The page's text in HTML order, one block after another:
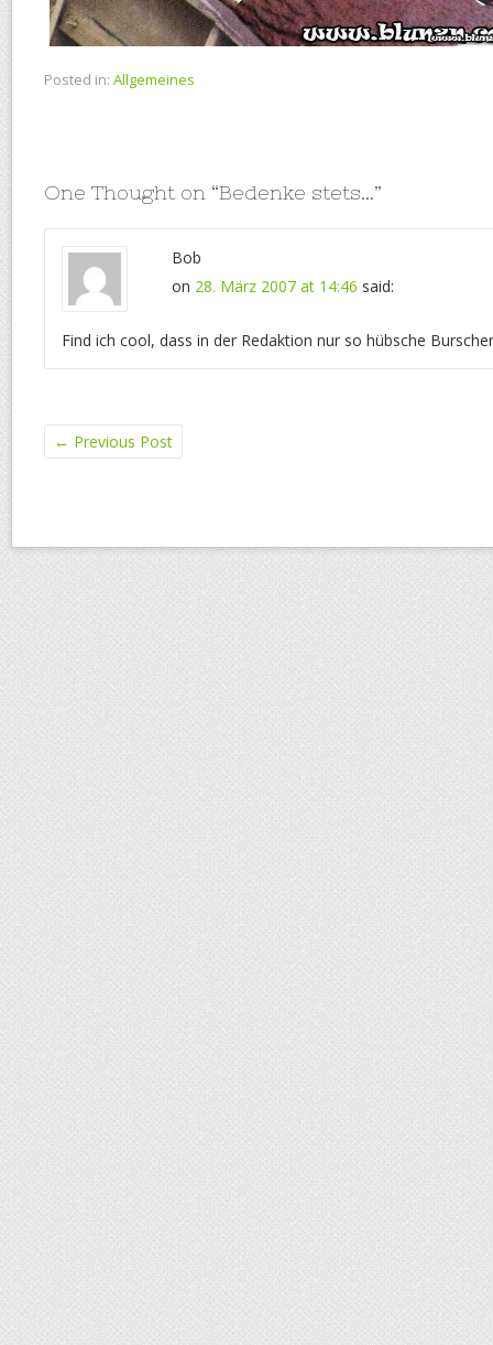
Posted in: Allgemeines
One Thought on “Bedenke stets…”
Bob
on 28. März 2007 at 14:46 said:
Find ich cool, dass in der Redaktion nur so hübsche
← Previous Post